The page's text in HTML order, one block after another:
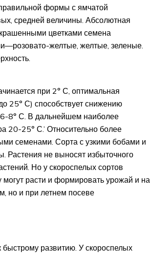
формы с ямчатой
средней величины. Абсолютная
цветками семена
желтые, желтые, зеленые.
при 2° С, оптимальная
25° С) способствует снижению
6-8° С. В дальнейшем наиболее
20-25° С.’ Относительно более
семенами. Сорта с узкими бобами и
Растения не выносят избыточного
Но у скороспелых сортов
расти и формировать урожай и на
но и при летнем посеве
развитию. У скороспелых